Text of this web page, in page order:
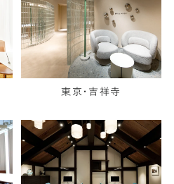
東京・吉祥寺